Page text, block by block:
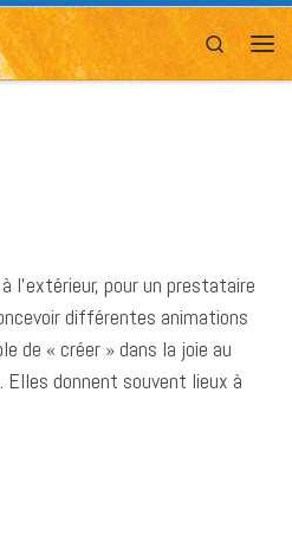
Search
l’extérieur, pour un prestataire
différentes animations
de « créer » dans la joie au
donnent souvent lieux à